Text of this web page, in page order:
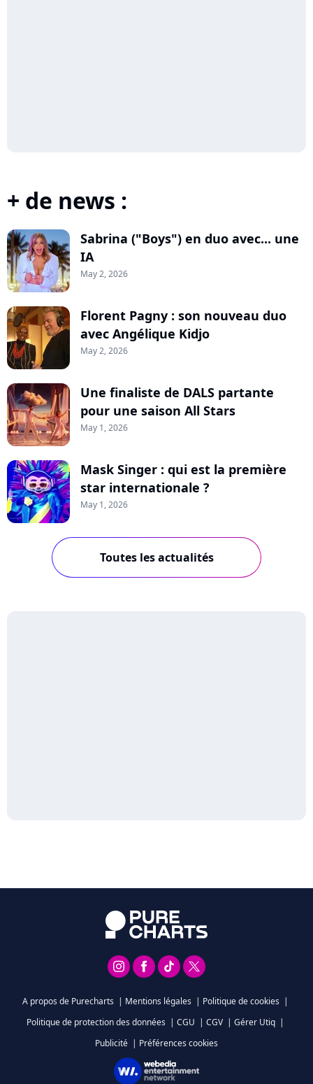
+ de news :
Sabrina ("Boys") en duo avec... une
IA
May 2, 2026
Florent Pagny : son nouveau duo
avec Angélique Kidjo
May 2, 2026
Une finaliste de DALS partante
pour une saison All Stars
May 1, 2026
Mask Singer : qui est la première
star internationale ?
May 1, 2026
Toutes les actualités
A propos de Purecharts | Mentions légales | Politique de cookies |
Politique de protection des données | CGU | CGV | Gérer Utiq |
Publicité | Préférences cookies